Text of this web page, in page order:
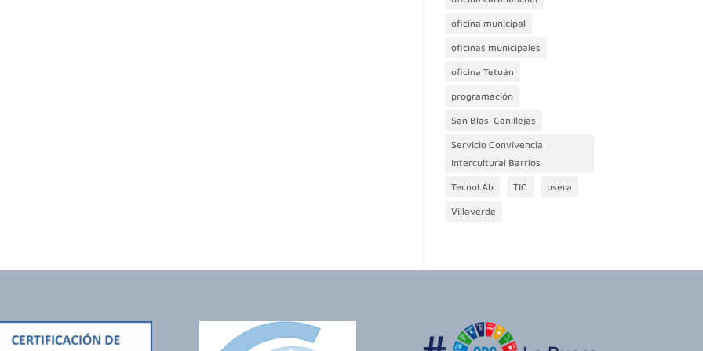
oficina municipal
oficinas municipales
oficina Tetuán
programación
San Blas-Canillejas
Servicio Convivencia
Intercultural Barrios
TecnoLAb TIC usera
Villaverde